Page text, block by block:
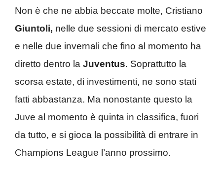
Non è che ne abbia beccate molte, Cristiano
Giuntoli, nelle due sessioni di mercato estive
e nelle due invernali che fino al momento ha
diretto dentro la Juventus. Soprattutto la
scorsa estate, di investimenti, ne sono stati
fatti abbastanza. Ma nonostante questo la
Juve al momento è quinta in classifica, fuori
da tutto, e si gioca la possibilità di entrare in
Champions League l’anno prossimo.